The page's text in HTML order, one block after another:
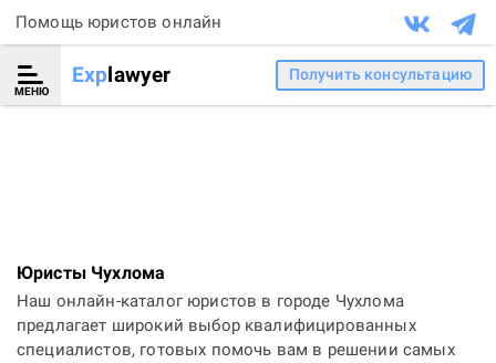
Помощь юристов онлайн
МЕНЮ
Explawyer Получить консультацию
Юристы Чухлома
Наш онлайн-каталог юристов в городе Чухлома
предлагает широкий выбор квалифицированных
специалистов, готовых помочь вам в решении самых